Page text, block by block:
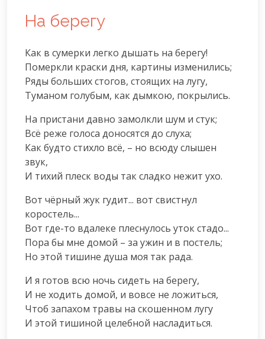
На берегу
Как в сумерки легко дышать на берегу!
Померкли краски дня, картины изменились;
Ряды больших стогов, стоящих на лугу,
Туманом голубым, как дымкою, покрылись.
На пристани давно замолкли шум и стук;
Всё реже голоса доносятся до слуха;
Как будто стихло всё, – но всюду слышен
звук,
И тихий плеск воды так сладко нежит ухо.
Вот чёрный жук гудит... вот свистнул
коростель...
Вот где-то вдалеке плеснулось уток стадо...
Пора бы мне домой – за ужин и в постель;
Но этой тишине душа моя так рада.
И я готов всю ночь сидеть на берегу,
И не ходить домой, и вовсе не ложиться,
Чтоб запахом травы на скошенном лугу
И этой тишиной целебной насладиться.